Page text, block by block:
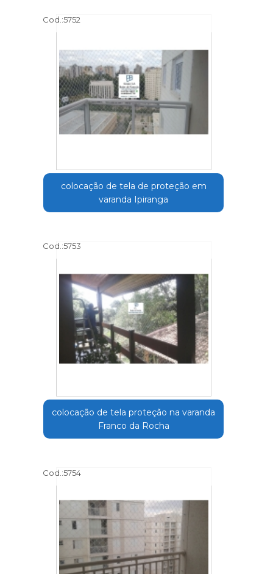
Cod.:5752
colocação de tela de proteção em
varanda Ipiranga
Cod.:5753
colocação de tela proteção na varanda
Franco da Rocha
Cod.:5754